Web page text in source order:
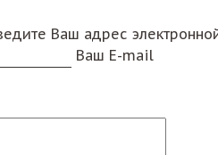
Ваш адрес
Ваш E-mail